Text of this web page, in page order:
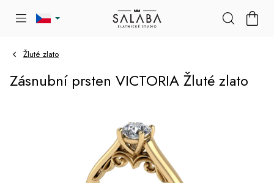
Žluté zlato
Zásnubní prsten VICTORIA Žluté zlato